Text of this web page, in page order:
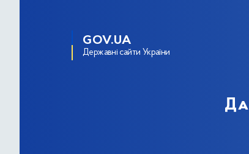
GOV.UA
Державні сайти України